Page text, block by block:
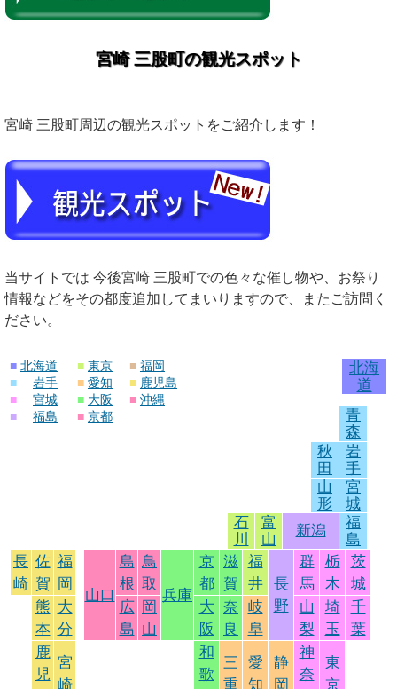
宮崎 三股町の観光スポット
宮崎 三股町周辺の観光スポットをご紹介します！
当サイトでは 今後宮崎 三股町での色々な催し物や、お祭り
情報などをその都度追加してまいりますので、またご訪問く
ださい。
■ 北海道
■
岩手
■
宮城
■
福島
■ 東京
■ 愛知
■ 大阪
■ 京都
■ 福岡
■ 鹿児島
■ 沖縄
北海
道
青
森
秋
田
岩
手
山
形
宮
城
石
川
富
山
新潟
福
島
長
崎
佐
賀
福
岡
山口
島
根
鳥
取
兵庫
京
都
滋
賀
福
井
長
野
群
馬
栃
木
茨
城
熊
本
大
分
広
島
岡
山
大
阪
奈
良
岐
阜
山
梨
埼
玉
千
葉
鹿
児
宮
崎
和
歌
三
重
愛
知
静
岡
神
奈
東
京